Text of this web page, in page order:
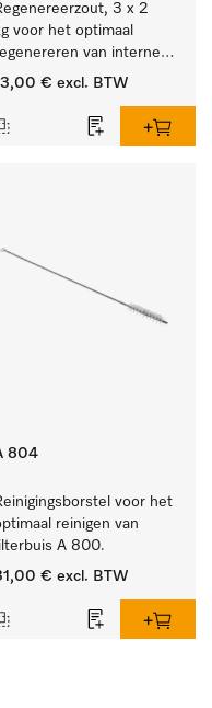
3 x 2
voor het optimaal
van interne
€ excl. BTW
804
voor het
reinigen van
A 800.
€ excl. BTW